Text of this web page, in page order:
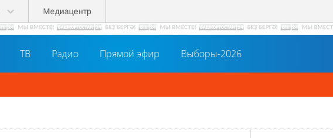
Медиацентр
ТВ Радио Прямой эфир Выборы-2026